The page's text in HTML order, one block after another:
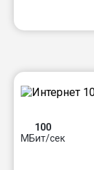
100
МБит/сек